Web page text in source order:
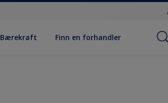
Bærekraft Finn en forhandler